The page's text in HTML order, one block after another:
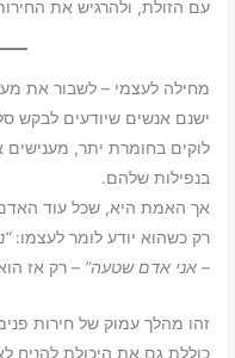
עם הזולת, ולהרגיש את
מחילה לעצמי – לשבור את
ישנם אנשים שיודעים לבקש
לוקים בחומרת יתר,
בנפילות שלהם.
אך האמת היא, שכל עוד
רק כשהוא יודע לומר לעצמו:
– אני אדם שטעה” – רק אז
זהו מהלך עמוק של חירות
כוללת גם את היכולת להניח